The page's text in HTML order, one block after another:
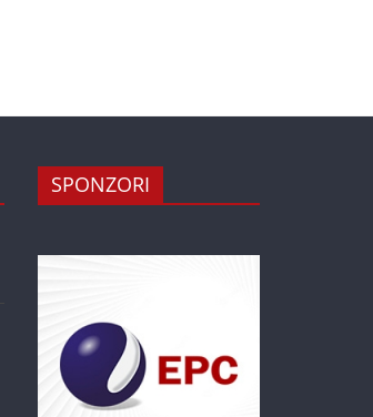
SPONZORI